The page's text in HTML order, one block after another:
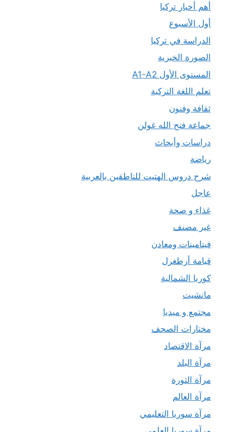
أهم أخبار تركيا
أول الأسبوع
الدراسة في تركيا
الصورة الخبرية
المستوى الأول A1-A2
تعلم اللغة التركية
ثقافة وفنون
جماعة فتح الله غولن
دراسات وأبحاث
رياضة
شرح دروس الهتيت للناطقين بالعربية
عاجل
غذاء و صحة
غير مصنف
فيتامينات ومعادن
قيامة أرطغرل
كوريا الشمالية
مانشيت
مجتمع و ميديا
مختارات الصحف
مرآة الاقتصاد
مرآة البلد
مرآة الثورة
مرآة العالم
مرآة سوريا التعليمي